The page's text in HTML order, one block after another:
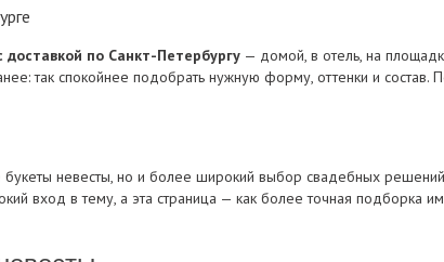
доставкой по Санкт-Петербургу — домой, в отель, на
так спокойнее подобрать нужную форму, оттенки и
букеты невесты, но и более широкий выбор свадебных
вход в тему, а эта страница — как более точная подборка